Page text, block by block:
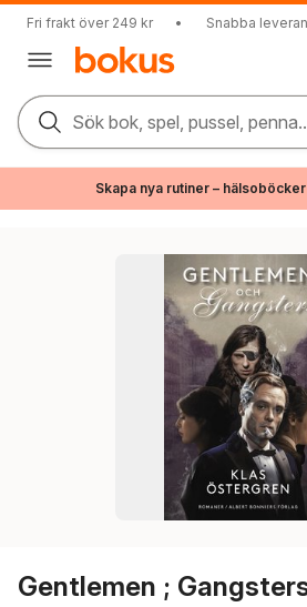
Fri frakt över 249 kr • Snabba
Sök bok, spel, pussel,
Skapa nya rutiner –
Gentlemen ;